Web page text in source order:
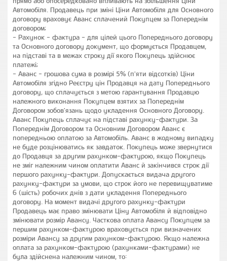
Автомобіля. Продавець при зміні Ціни Автомобіля для Основного
договору враховує Аванс сплачений Покупцем за Попереднім
договором;
- Рахунок - фактура - для цілей цього Попереднього договору
та Основного договору документ, що формується Продавцем,
на підставі та в межах строку дії якого Покупець здійснює
платежі;
- Аванс - грошова сума в розмірі 5% (п'яти відсотків) Ціни
Автомобіля згідно Реєстру цін Продавця на дату Попереднього
договору, що сплачується з метою гарантування Продавцю
належного виконання Покупцем взятих за Попереднім
Договором зобов'язань щодо укладення Основного Договору.
Аванс Покупець сплачує на підставі рахунку-фактури. За
Попереднім Договором та Основним Договором Аванс є
попередньою оплатою за Автомобіль. Аванс в жодному випадку
не буде розцінюватись як завдаток. Покупець може звернутися
до Продавця за другим рахунком-фактурою, якщо Покупець
не зміг належним чином оплатити Аванс й закінчився строк дії
першого рахунку-фактури. Допускається видача другого
рахунку-фактури за умови, що строк його не перевищуватиме
6 (шість) робочих днів з дати укладення Попереднього
договору. На момент видачі другого рахунку-фактури
Продавець має право змінювати Ціну Автомобіля й відповідно
змінювати розмір Авансу. Часткова оплата Авансу Покупцем за
першим рахунком-фактурою враховується при визначених
розміри Авансу за другим рахунком-фактурою. Якщо належна
оплата за рахунком-фактурою (рахунками-фактурами) не
була здійснена належним чином, то: